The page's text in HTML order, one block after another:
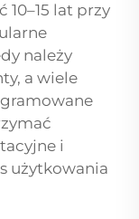
10–15 lat przy
należy
a wiele
i
użytkowania